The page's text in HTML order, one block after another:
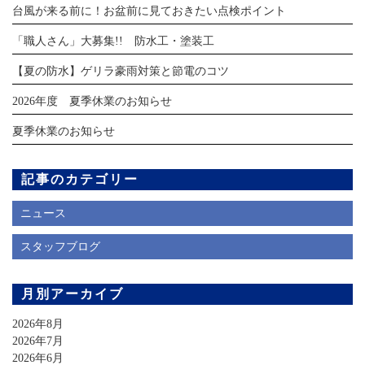
台風が来る前に！お盆前に見ておきたい点検ポイント
「職人さん」大募集!! 防水工・塗装工
【夏の防水】ゲリラ豪雨対策と節電のコツ
2026年度 夏季休業のお知らせ
夏季休業のお知らせ
記事のカテゴリー
ニュース
スタッフブログ
月別アーカイブ
2026年8月
2026年7月
2026年6月